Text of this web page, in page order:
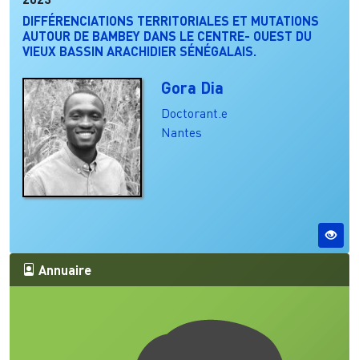
DIFFÉRENCIATIONS TERRITORIALES ET MUTATIONS
AUTOUR DE BAMBEY DANS LE CENTRE- OUEST DU
VIEUX BASSIN ARACHIDIER SÉNÉGALAIS.
Gora Dia
Doctorant.e
Nantes
Annuaire